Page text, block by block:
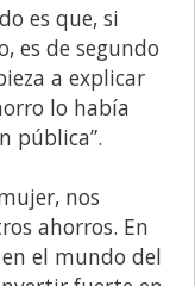
es que, si
es de segundo
a explicar
lo había
pública”.
nos
ahorros. En
el mundo del